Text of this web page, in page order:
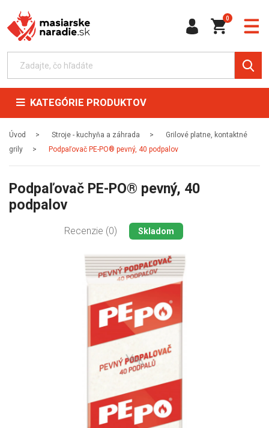
0
KATEGÓRIE PRODUKTOV
Úvod Stroje - kuchyňa a záhrada
Grilové platne, kontaktné
grily
Podpaľovač PE-PO® pevný, 40 podpalov
Podpaľovač PE-PO® pevný, 40
podpalov
Recenzie (0) Skladom